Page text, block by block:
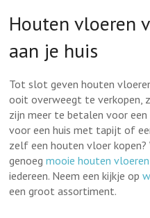
Houten vloeren
aan je huis
Tot slot geven houten
ooit overweegt te verkopen,
zijn meer te betalen voor
voor een huis met tapijt of
zelf een houten vloer kopen?
genoegmooie houten vloeren
iedereen. Neem een kijkje op
een groot assortiment.